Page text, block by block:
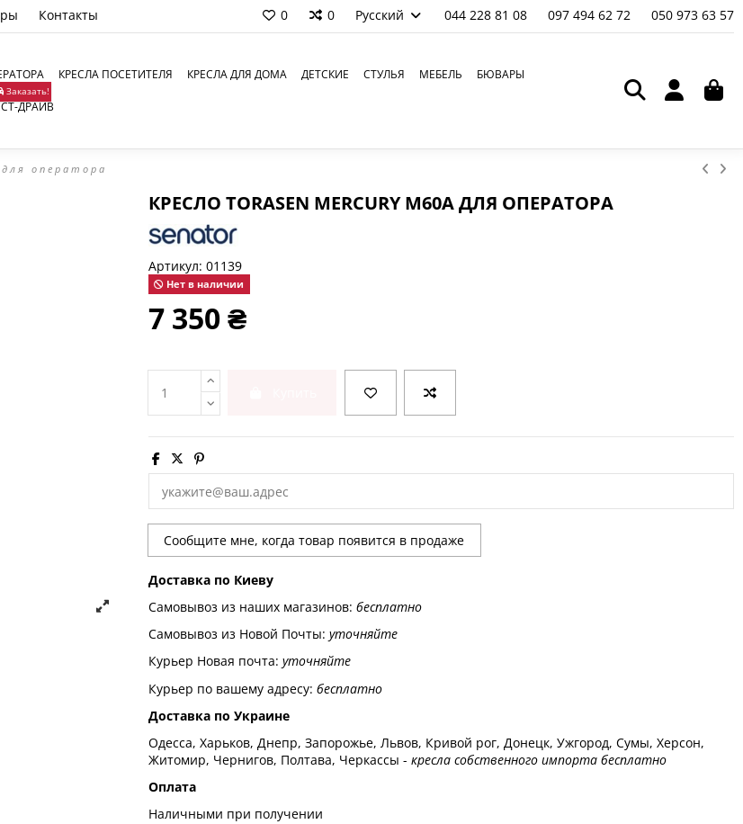
Контакты 0 0 Русский 044 228 81 08 097 494 62 72 050 973 63 57
КРЕСЛА ПОСЕТИТЕЛЯ КРЕСЛА ДЛЯ ДОМА ДЕТСКИЕ СТУЛЬЯ МЕБЕЛЬ БЮВАРЫ
ДРАЙВ
Заказать!
для оператора
КРЕСЛО TORASEN MERCURY M60A ДЛЯ ОПЕРАТОРА
Артикул: 01139
Нет в наличии
7 350 ₴
Доставка по Киеву
Самовывоз из наших магазинов: бесплатно
Самовывоз из Новой Почты: уточняйте
Курьер Новая почта: уточняйте
Курьер по вашему адресу: бесплатно
Доставка по Украине
Одесса, Харьков, Днепр, Запорожье, Львов, Кривой рог, Донецк, Ужгород, Сумы, Херсон,
Житомир, Чернигов, Полтава, Черкассы - кресла собственного импорта бесплатно
Оплата
Наличными при получении